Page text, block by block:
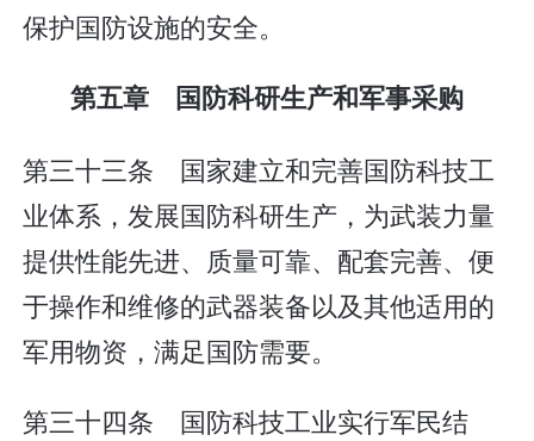
保护国防设施的安全。
第五章 国防科研生产和军事采购
第三十三条 国家建立和完善国防科技工
业体系，发展国防科研生产，为武装力量
提供性能先进、质量可靠、配套完善、便
于操作和维修的武器装备以及其他适用的
军用物资，满足国防需要。
第三十四条 国防科技工业实行军民结